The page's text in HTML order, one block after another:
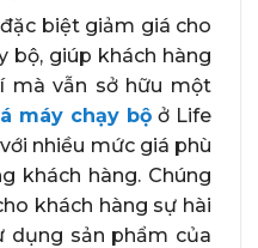
biệt giảm giá cho
bộ, giúp khách hàng
mà vẫn sở hữu một
máy chạy bộở Life
nhiều mức giá phù
khách hàng. Chúng
khách hàng sự hài
dụng sản phẩm của